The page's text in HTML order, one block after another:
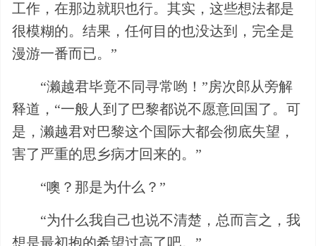
工作，在那边就职也行。其实，这些想法都是
很模糊的。结果，任何目的也没达到，完全是
漫游一番而已。”
“濑越君毕竟不同寻常哟！”房次郎从旁解
释道，“一般人到了巴黎都说不愿意回国了。可
是，濑越君对巴黎这个国际大都会彻底失望，
害了严重的思乡病才回来的。”
“噢？那是为什么？”
“为什么我自己也说不清楚，总而言之，我
想是最初抱的希望过高了吧。”